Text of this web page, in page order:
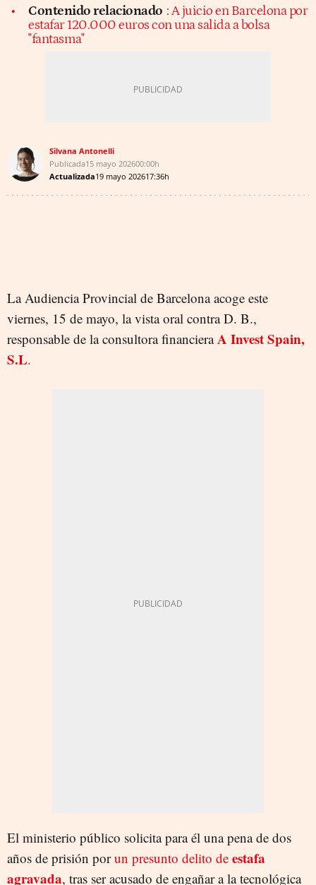
Contenido relacionado :A juicio en Barcelona por
estafar 120.000 euros con una salida a bolsa
"fantasma"
Silvana Antonelli
Publicada15 mayo 202600:00h
Actualizada19 mayo 202617:36h
La Audiencia Provincial de Barcelona acoge este
viernes, 15 de mayo, la vista oral contra D. B.,
responsable de la consultora financiera A Invest Spain,
S.L.
El ministerio público solicita para él una pena de dos
años de prisión porun presunto delito de estafa
agravada, tras ser acusado de engañar a la tecnológica